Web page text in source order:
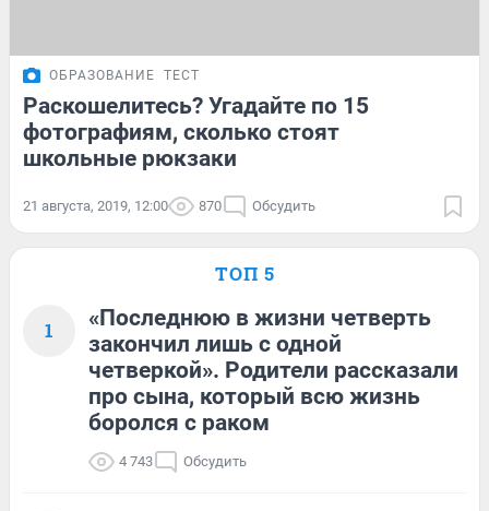
ОБРАЗОВАНИЕ ТЕСТ
Раскошелитесь? Угадайте по 15
фотографиям, сколько стоят
школьные рюкзаки
21 августа, 2019, 12:00 870 Обсудить
ТОП 5
1
«Последнюю в жизни четверть
закончил лишь с одной
четверкой». Родители рассказали
про сына, который всю жизнь
боролся с раком
4 743 Обсудить